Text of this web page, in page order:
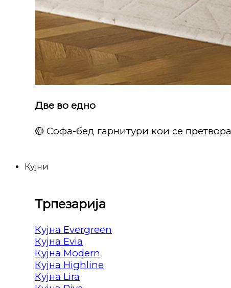
Две во едно
🟡 Софа-бед гарнитури кои се
Кујни
Трпезарија
Кујна Evergreen
Кујна Evia
Кујна Modern
Кујна Highline
Кујна Lira